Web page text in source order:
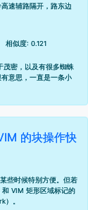
速辅路隔开，路东边
相似度: 0.121
茂密，以及有很多蜘蛛
意思，一直是一条小
的块操作快
些时候特别方便。但若
VIM 矩形区域标记的
）。